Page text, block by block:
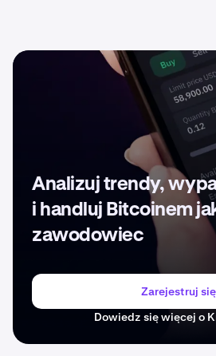
Analizuj trendy,
i handluj Bitcoinem
zawodowiec
Zarejestruj się
Dowiedz się więcej o